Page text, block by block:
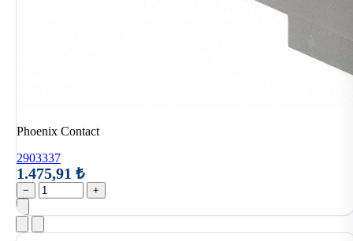
Phoenix Contact
2903337
1.475,91 ₺
− +